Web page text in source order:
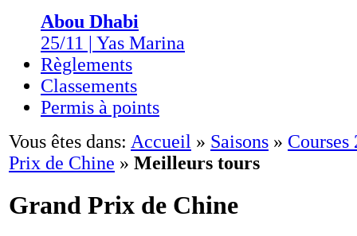
Abou Dhabi
25/11 | Yas Marina
Règlements
Classements
Permis à points
Vous êtes dans: Accueil » Saisons » Courses
Prix de Chine » Meilleurs tours
Grand Prix de Chine